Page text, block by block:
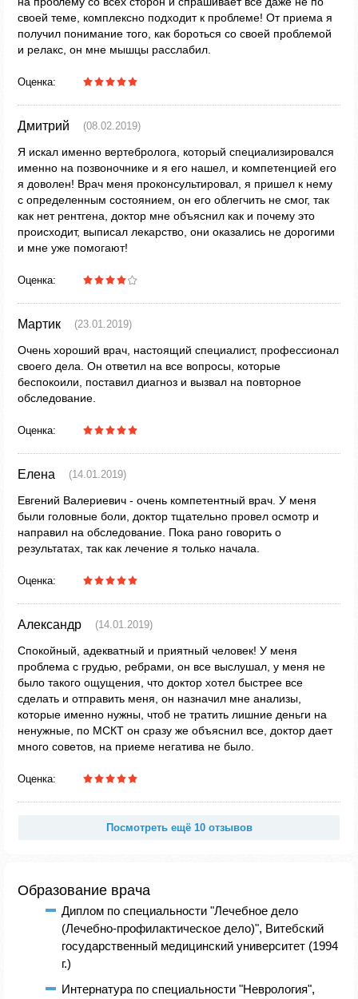
своей теме, комплексно подходит к проблеме! От приема я
получил понимание того, как бороться со своей проблемой
и релакс, он мне мышцы расслабил.
Оценка:
Дмитрий (08.02.2019)
Я искал именно вертебролога, который специализировался
именно на позвоночнике и я его нашел, и компетенцией его
я доволен! Врач меня проконсультировал, я пришел к нему
с определенным состоянием, он его облегчить не смог, так
как нет рентгена, доктор мне объяснил как и почему это
происходит, выписал лекарство, они оказались не дорогими
и мне уже помогают!
Оценка:
Мартик (23.01.2019)
Очень хороший врач, настоящий специалист, профессионал
своего дела. Он ответил на все вопросы, которые
беспокоили, поставил диагноз и вызвал на повторное
обследование.
Оценка:
Елена (14.01.2019)
Евгений Валериевич - очень компетентный врач. У меня
были головные боли, доктор тщательно провел осмотр и
направил на обследование. Пока рано говорить о
результатах, так как лечение я только начала.
Оценка:
Александр (14.01.2019)
Спокойный, адекватный и приятный человек! У меня
проблема с грудью, ребрами, он все выслушал, у меня не
было такого ощущения, что доктор хотел быстрее все
сделать и отправить меня, он назначил мне анализы,
которые именно нужны, чтоб не тратить лишние деньги на
ненужные, по МСКТ он сразу же объяснил все, доктор дает
много советов, на приеме негатива не было.
Оценка:
Посмотреть ещё 10 отзывов
Образование врача
Диплом по специальности "Лечебное дело
(Лечебно-профилактическое дело)", Витебский
государственный медицинский университет (1994
г.)
Интернатура по специальности "Неврология",